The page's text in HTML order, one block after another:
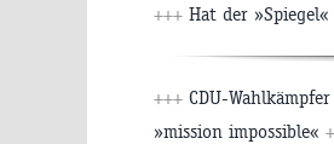
+++ Hat der
+++ CDU-
»mission impossible«